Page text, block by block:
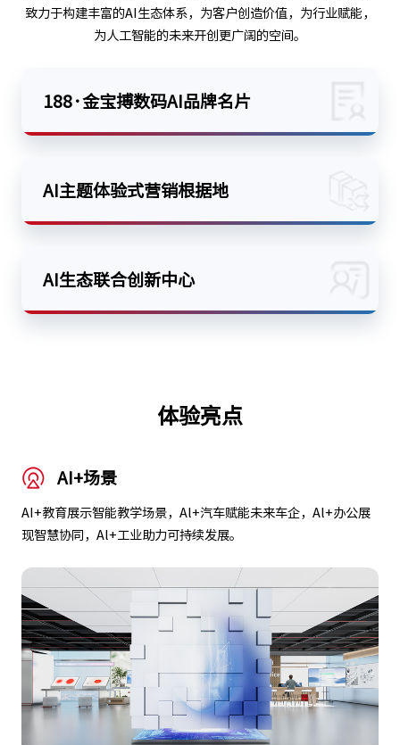
致力于构建丰富的AI生态体系，为客户创造价值，为行业赋能，
为人工智能的未来开创更广阔的空间。
188·金宝搏数码AI品牌名片
AI主题体验式营销根据地
AI生态联合创新中心
体验亮点
AI+场景
AI+教育展示智能教学场景，Al+汽车赋能未来车企，Al+办公展
现智慧协同，Al+工业助力可持续发展。